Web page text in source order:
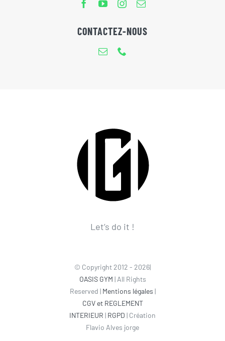
CONTACTEZ-NOUS
Let’s do it !
© Copyright 2012 - 2026|
OASIS GYM | All Rights
Reserved | Mentions légales |
CGV et REGLEMENT
INTERIEUR | RGPD | Création
Flavio Alves jorge